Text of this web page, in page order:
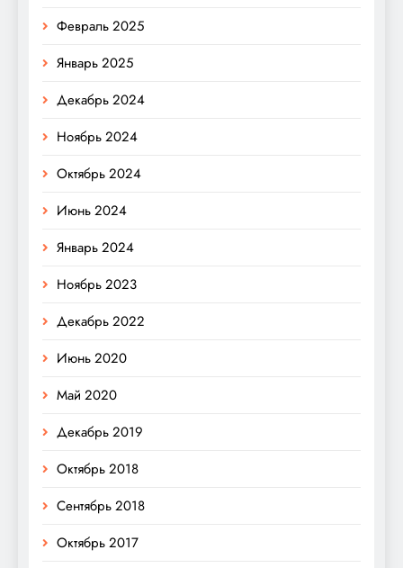
Февраль 2025
Январь 2025
Декабрь 2024
Ноябрь 2024
Октябрь 2024
Июнь 2024
Январь 2024
Ноябрь 2023
Декабрь 2022
Июнь 2020
Май 2020
Декабрь 2019
Октябрь 2018
Сентябрь 2018
Октябрь 2017